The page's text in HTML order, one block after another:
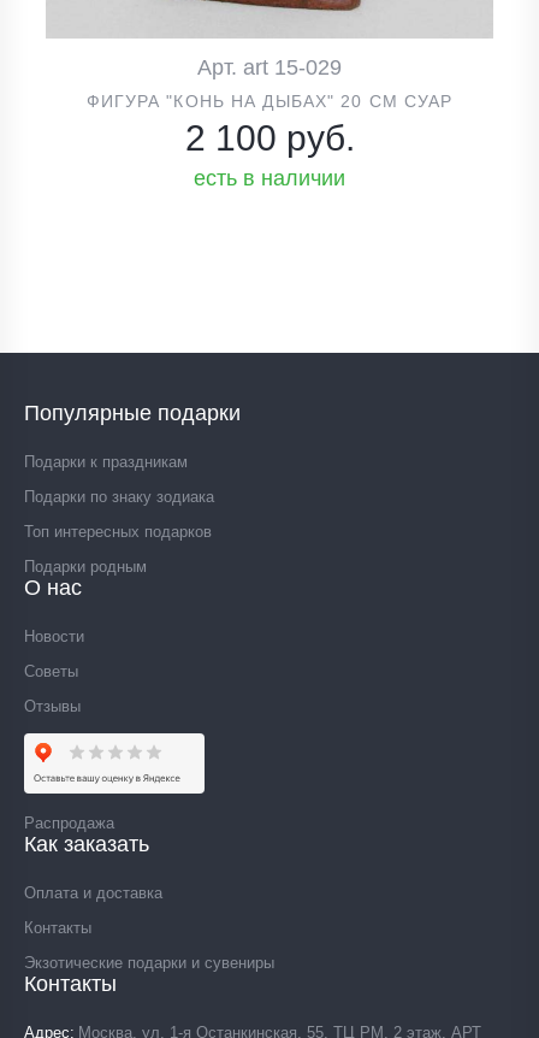
Арт. art 15-029
ФИГУРА "КОНЬ НА ДЫБАХ" 20 СМ СУАР
2 100 руб.
есть в наличии
Популярные подарки
Подарки к праздникам
Подарки по знаку зодиака
Топ интересных подарков
Подарки родным
О нас
Новости
Советы
Отзывы
Распродажа
Как заказать
Оплата и доставка
Контакты
Экзотические подарки и сувениры
Контакты
Адрес Москва, ул. 1-я Останкинская, 55, ТЦ РМ, 2 этаж, АРТ